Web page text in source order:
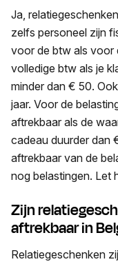
Ja,
zelfs personeel zijn
voor de btw als voor
volledige btw als je
minder dan € 50.
jaar. Voor de
aftrekbaar als de
cadeau duurder dan
aftrekbaar van de
nog belastingen. Let
Zijn
aftrekbaar in
Relatiegeschenken